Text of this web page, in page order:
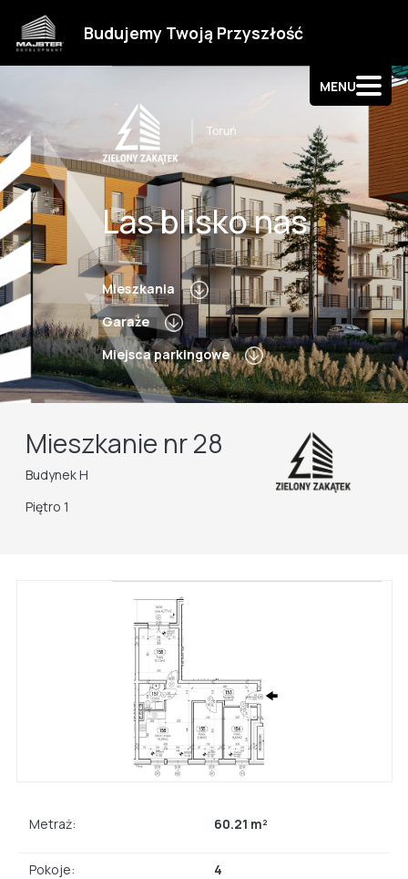
Budujemy Twoją Przyszłość
MENU
Kontakt
Las blisko nas
Mieszkania
Garaże
Miejsca parkingowe
Mieszkanie nr 28
Budynek H
Piętro 1
Metraż: 60.21 m²
Pokoje: 4